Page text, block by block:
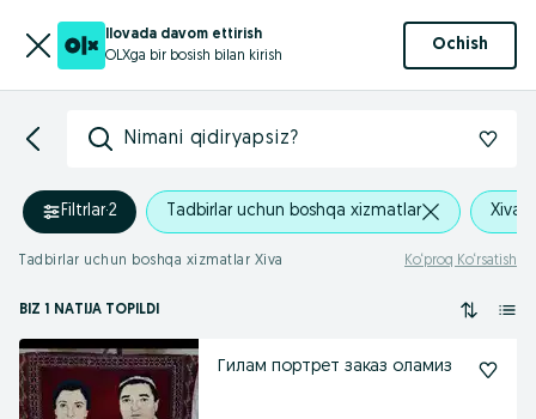
Ilovada davom ettirish
OLXga bir bosish bilan kirish
Ochish
Nimani qidiryapsiz?
Filtrlar·2 Tadbirlar uchun boshqa xizmatlar Xiva
Tadbirlar uchun boshqa xizmatlar Xiva Ko‘proq Ko‘rsatish
BIZ 1 NATIJA TOPILDI
Гилам портрет заказ оламиз